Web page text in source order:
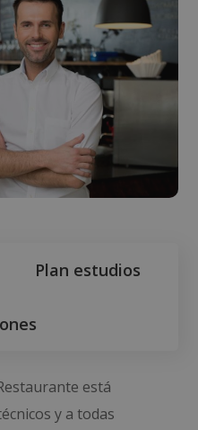
Plan estudios
está
y a todas